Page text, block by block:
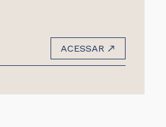
ACESSAR